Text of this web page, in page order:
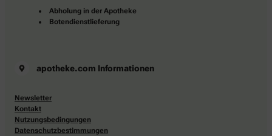
Abholung in der Apotheke
Botendienstlieferung
apotheke.com Informationen
Newsletter
Kontakt
Nutzungsbedingungen
Datenschutzbestimmungen